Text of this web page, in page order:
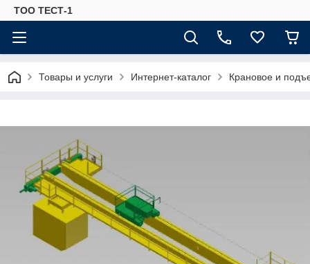
ТОО ТЕСТ-1
Товары и услуги Интернет-каталог Крановое и